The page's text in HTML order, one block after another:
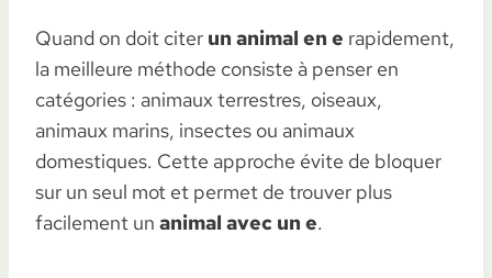
Quand on doit citer un animal en e rapidement,
la meilleure méthode consiste à penser en
catégories : animaux terrestres, oiseaux,
animaux marins, insectes ou animaux
domestiques. Cette approche évite de bloquer
sur un seul mot et permet de trouver plus
facilement un animal avec un e.